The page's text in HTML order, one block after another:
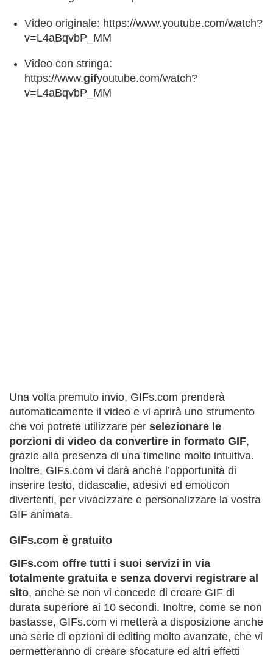
Video originale: https://www.youtube.com/watch?
v=L4aBqvbP_MM
Video con stringa:
https://www.gifyoutube.com/watch?
v=L4aBqvbP_MM
Una volta premuto invio, GIFs.com prenderà
automaticamente il video e vi aprirà uno strumento
che voi potrete utilizzare per selezionare le
porzioni di video da convertire in formato GIF,
grazie alla presenza di una timeline molto intuitiva.
Inoltre, GIFs.com vi darà anche l’opportunità di
inserire testo, didascalie, adesivi ed emoticon
divertenti, per vivacizzare e personalizzare la vostra
GIF animata.
GIFs.com è gratuito
GIFs.com offre tutti i suoi servizi in via
totalmente gratuita e senza dovervi registrare al
sito, anche se non vi concede di creare GIF di
durata superiore ai 10 secondi. Inoltre, come se non
bastasse, GIFs.com vi metterà a disposizione anche
una serie di opzioni di editing molto avanzate, che vi
permetteranno di creare sfocature ed altri effetti